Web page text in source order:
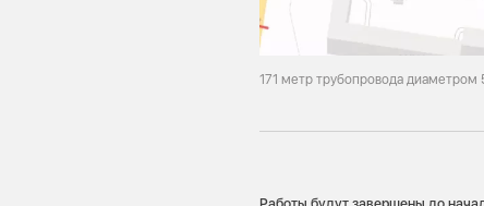
171 метр трубопровода